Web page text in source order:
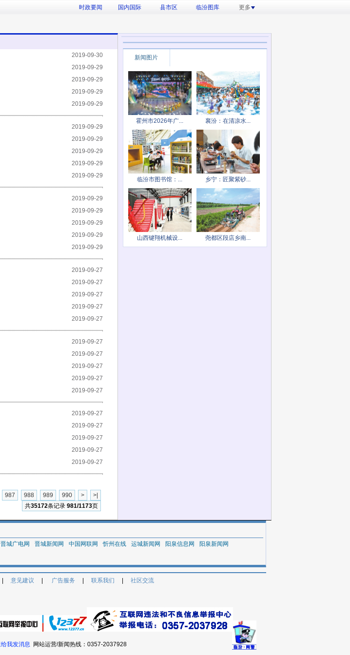
时政要闻 国内国际 县市区 临汾图库 更多
2019-09-30
2019-09-29
2019-09-29
2019-09-29
2019-09-29
2019-09-29
2019-09-29
2019-09-29
2019-09-29
2019-09-29
2019-09-29
2019-09-29
2019-09-29
2019-09-29
2019-09-29
2019-09-27
2019-09-27
2019-09-27
2019-09-27
2019-09-27
2019-09-27
2019-09-27
2019-09-27
2019-09-27
2019-09-27
2019-09-27
2019-09-27
2019-09-27
2019-09-27
2019-09-27
987 988 989 990 >
>|
共35172条记录 981/1173页
新闻图片
霍州市2026年广... 襄汾：在清凉水...
临汾市图书馆：... 乡宁：匠聚紫砂...
山西键翔机械设... 尧都区段店乡南...
晋城广电网 晋城新闻网 中国网联网 忻州在线 运城新闻网 阳泉信息网
阳泉新闻网
意见建议 广告服务 联系我们 社区交流
网站运营/新闻热线： 0357-2037928